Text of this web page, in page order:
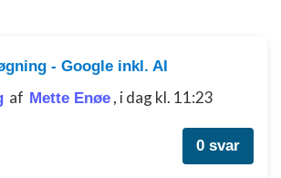
- Google inkl. AI
af Mette Enøe , i dag kl. 11:23
0 svar
oplysninger til at vælge
tilpasset annoncering
at vælge tilpasset